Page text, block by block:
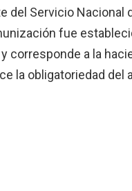
del Servicio Nacional
fue
corresponde a la
la obligatoriedad del